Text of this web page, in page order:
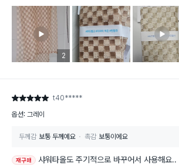
리뷰 이미지 등록 개수
2
별점 5점 t40*****
옵션: 그레이
두께감 보통 두께예요 촉감 보통이에요
재구매
샤워타올도 주기적으로 바꾸어서 사용해요..